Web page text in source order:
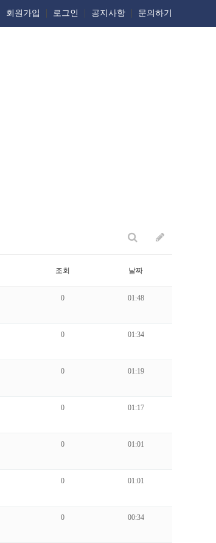
회원가입 로그인 공지사항 문의하기
조회 날짜
0 01:48
0 01:34
0 01:19
0 01:17
0 01:01
0 01:01
0 00:34